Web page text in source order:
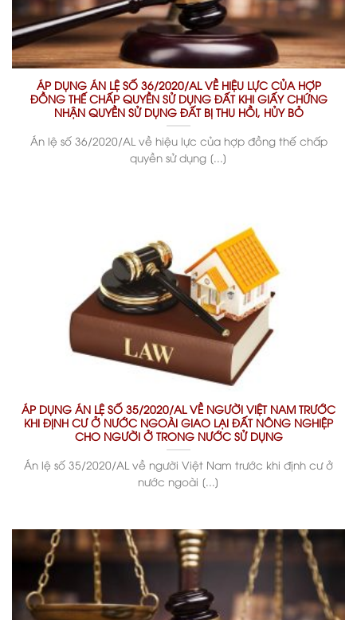
ÁP DỤNG ÁN LỆ SỐ 36/2020/AL VỀ HIỆU LỰC CỦA HỢP
ĐỒNG THẾ CHẤP QUYỀN SỬ DỤNG ĐẤT KHI GIẤY CHỨNG
NHẬN QUYỀN SỬ DỤNG ĐẤT BỊ THU HỒI, HỦY BỎ
Án lệ số 36/2020/AL về hiệu lực của hợp đồng thế chấp
quyền sử dụng [...]
ÁP DỤNG ÁN LỆ SỐ 35/2020/AL VỀ NGƯỜI VIỆT NAM TRƯỚC
KHI ĐỊNH CƯ Ở NƯỚC NGOÀI GIAO LẠI ĐẤT NÔNG NGHIỆP
CHO NGƯỜI Ở TRONG NƯỚC SỬ DỤNG
Án lệ số 35/2020/AL về người Việt Nam trước khi định cư ở
nước ngoài [...]